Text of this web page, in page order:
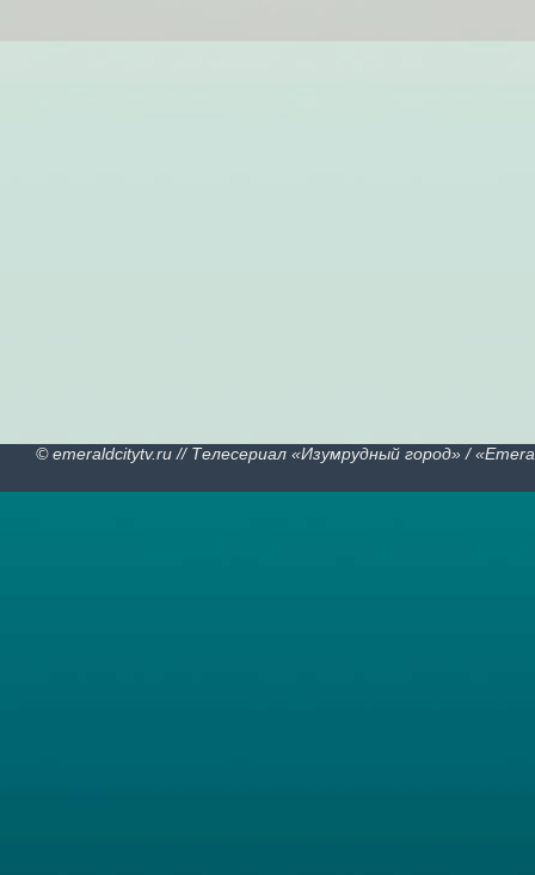
© emeraldcitytv.ru // Телесериал «Изумрудный город» /«